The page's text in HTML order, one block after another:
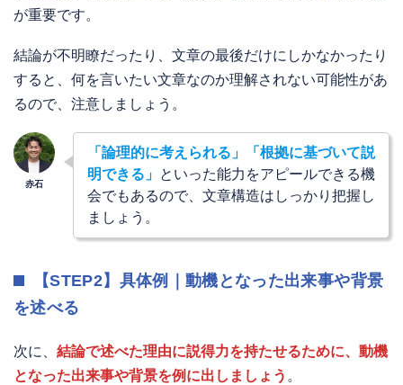
が重要です。
結論が不明瞭だったり、文章の最後だけにしかなかったり
すると、何を言いたい文章なのか理解されない可能性があ
るので、注意しましょう。
「論理的に考えられる」「根拠に基づいて説
明できる」 といった能力をアピールできる機
会でもあるので、文章構造はしっかり把握し
ましょう。
【STEP2】具体例｜動機となった出来事や背景
を述べる
次に、 結論で述べた理由に説得力を持たせるために、動機
となった出来事や背景を例に出しましょう 。